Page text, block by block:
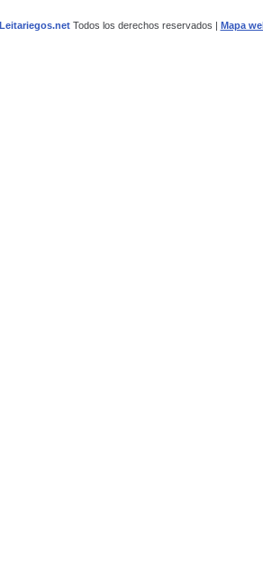
Leitariegos.netTodos los derechos reservados | Mapa